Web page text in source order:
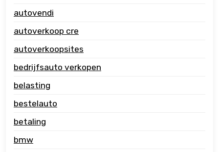
autovendi
autoverkoop cre
autoverkoopsites
bedrijfsauto verkopen
belasting
bestelauto
betaling
bmw